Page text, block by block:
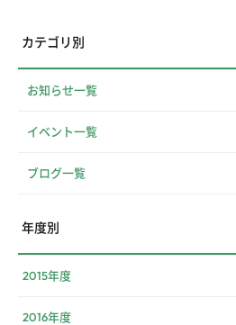
カテゴリ別
お知らせ一覧
イベント一覧
ブログ一覧
年度別
2015年度
2016年度